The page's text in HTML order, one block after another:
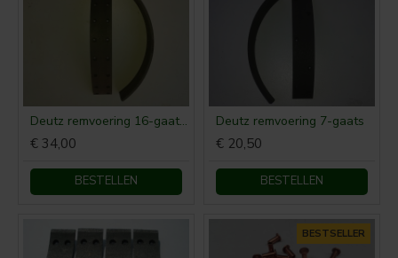
Deutz remvoering 16-gaats 330 x 50 x 6 mm
€ 34,00
BESTELLEN
Deutz remvoering 7-gaats
€ 20,50
BESTELLEN
BESTSELLER